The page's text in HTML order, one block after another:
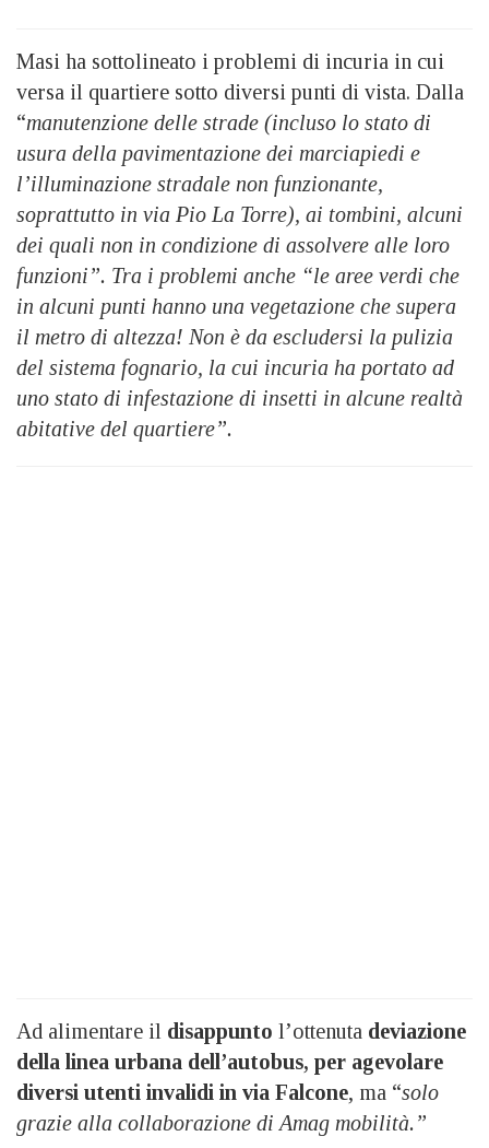
Masi ha sottolineato i problemi di incuria in cui
versa il quartiere sotto diversi punti di vista. Dalla
“manutenzione delle strade (incluso lo stato di
usura della pavimentazione dei marciapiedi e
l’illuminazione stradale non funzionante,
soprattutto in via Pio La Torre), ai tombini, alcuni
dei quali non in condizione di assolvere alle loro
funzioni”. Tra i problemi anche “le aree verdi che
in alcuni punti hanno una vegetazione che supera
il metro di altezza! Non è da escludersi la pulizia
del sistema fognario, la cui incuria ha portato ad
uno stato di infestazione di insetti in alcune realtà
abitative del quartiere”.
Ad alimentare il disappunto l’ottenuta deviazione
della linea urbana dell’autobus, per agevolare
diversi utenti invalidi in via Falcone, ma “solo
grazie alla collaborazione di Amag mobilità.”